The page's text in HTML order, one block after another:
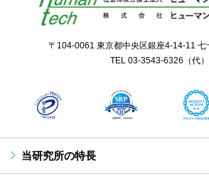
〒104-0061 東京都中央区銀座4-14-11 七
TEL 03-3543-6326 （代）
当研究所の特長